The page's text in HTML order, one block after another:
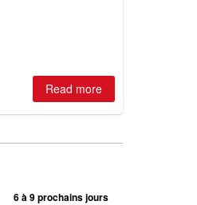
Read more
6 à 9 prochains jours